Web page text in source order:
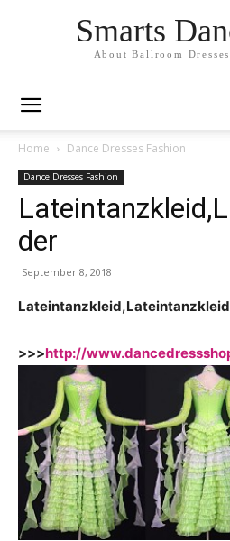
Smarts
About Ballroom
Home Dance Dresses Fashion
Dance Dresses Fashion
der
September 8, 2018
>>>http://